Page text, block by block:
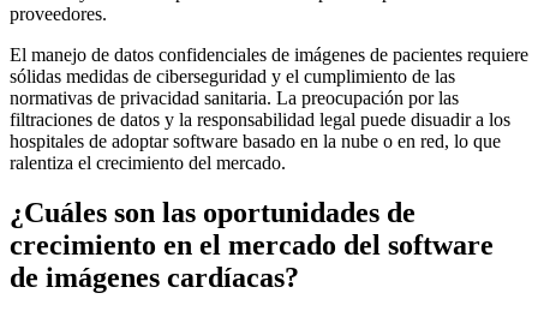
proveedores.
El manejo de datos confidenciales de imágenes de pacientes requiere
sólidas medidas de ciberseguridad y el cumplimiento de las
normativas de privacidad sanitaria. La preocupación por las
filtraciones de datos y la responsabilidad legal puede disuadir a los
hospitales de adoptar software basado en la nube o en red, lo que
ralentiza el crecimiento del mercado.
¿Cuáles son las oportunidades de
crecimiento en el mercado del software
de imágenes cardíacas?